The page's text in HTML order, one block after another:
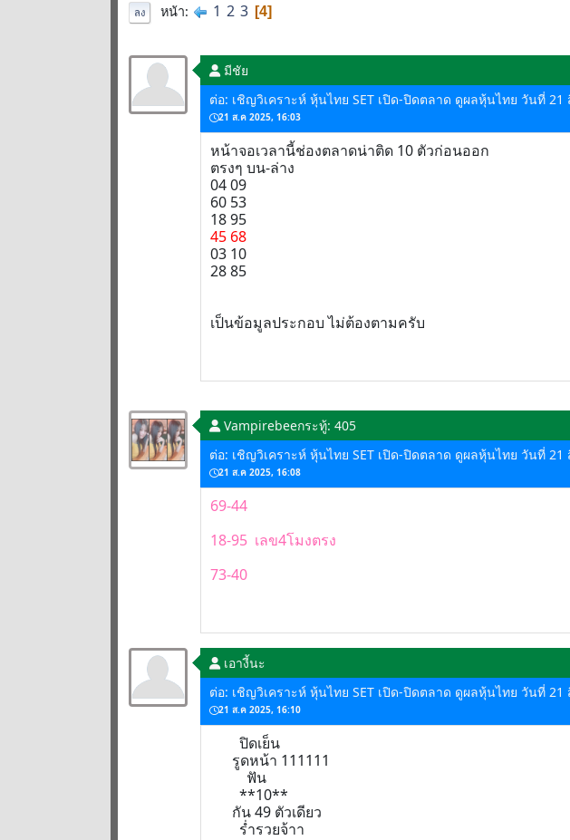
ลง หน้า 1 2 3 4
มีชัย
ต่อ: เชิญวิเคราะห์ หุ้นไทย SET เปิด-ปิดตลาด ดูผลหุ้นไทย วันที่ 21
21 ส.ค 2025, 16:03
หน้าจอเวลานี้ช่องตลาดน่าติด 10 ตัวก่อนออก
ตรงๆ บน-ล่าง
04 09
60 53
18 95
45 68
03 10
28 85
เป็นข้อมูลประกอบ ไม่ต้องตามครับ
Vampirebeeกระทู้: 405
ต่อ: เชิญวิเคราะห์ หุ้นไทย SET เปิด-ปิดตลาด ดูผลหุ้นไทย วันที่ 21
21 ส.ค 2025, 16:08
69-44
18-95 เลข4โมงตรง
73-40
เอางี้นะ
ต่อ: เชิญวิเคราะห์ หุ้นไทย SET เปิด-ปิดตลาด ดูผลหุ้นไทย วันที่ 21
21 ส.ค 2025, 16:10
ปิดเย็น
รูดหน้า 111111
ฟัน
**10**
กัน 49 ตัวเดียว
ร่ำรวยจ้าา